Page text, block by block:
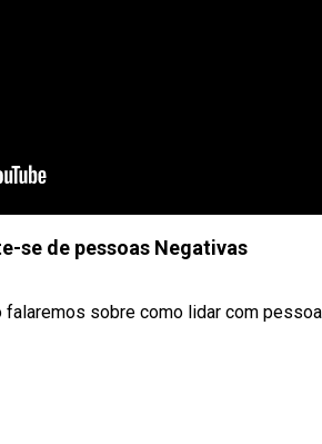
se de pessoas Negativas
sobre como lidar com